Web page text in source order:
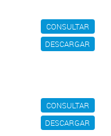
CONSULTAR
DESCARGAR
CONSULTAR
DESCARGAR